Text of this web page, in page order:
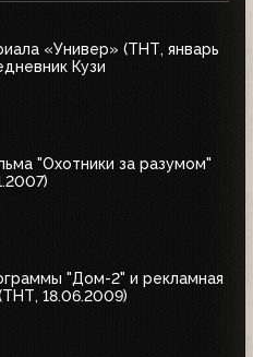
«Универ» (ТНТ, январь
Кузи
"Охотники за разумом"
"Дом-2" и рекламная
18.06.2009)